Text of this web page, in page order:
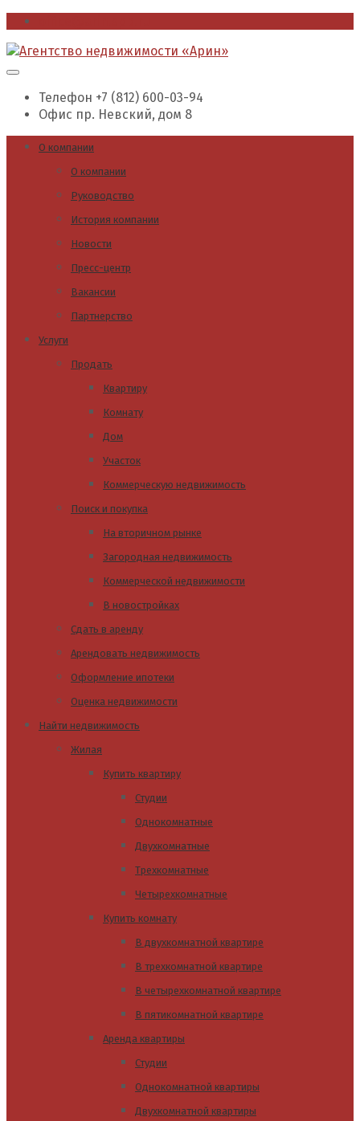
Телефон +7 (812) 600-03-94
Офис пр. Невский, дом 8
О компании
О компании
Руководство
История компании
Новости
Пресс-центр
Вакансии
Партнерство
Услуги
Продать
Квартиру
Комнату
Дом
Участок
Коммерческую недвижимость
Поиск и покупка
На вторичном рынке
Загородная недвижимость
Коммерческой недвижимости
В новостройках
Сдать в аренду
Арендовать недвижимость
Оформление ипотеки
Оценка недвижимости
Найти недвижимость
Жилая
Купить квартиру
Студии
Однокомнатные
Двухкомнатные
Трехкомнатные
Четырехкомнатные
Купить комнату
В двухкомнатной квартире
В трехкомнатной квартире
В четырехкомнатной квартире
В пятикомнатной квартире
Аренда квартиры
Студии
Однокомнатной квартиры
Двухкомнатной квартиры